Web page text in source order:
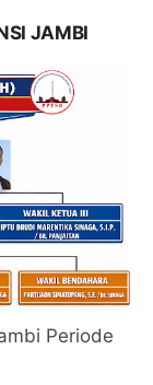
JAMBI
Periode